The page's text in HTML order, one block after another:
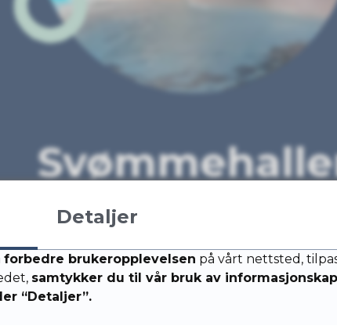
Detaljer
forbedre brukeropplevelsen på vårt nettsted,
samtykker du til vår bruk av
“Detaljer”.